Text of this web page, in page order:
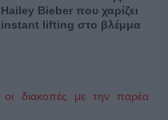
Hailey Bieber που χαρίζει
instant lifting στο βλέμμα